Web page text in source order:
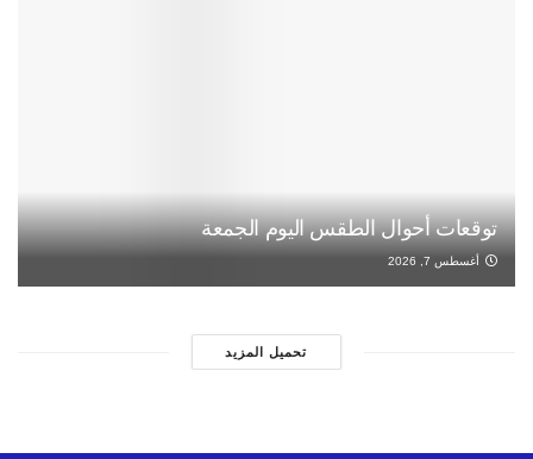
توقعات أحوال الطقس اليوم الجمعة
أغسطس 7, 2026
تحميل المزيد